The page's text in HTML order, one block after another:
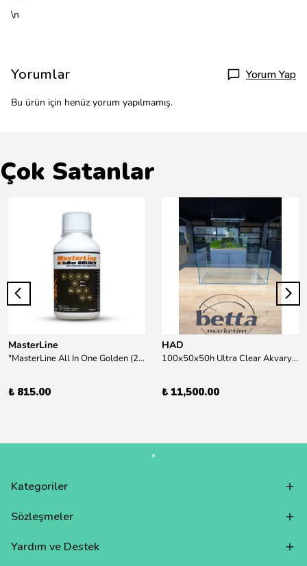
\n
Yorumlar Yorum Yap
Bu ürün için henüz yorum yapılmamış.
Çok Satanlar
MasterLine
"MasterLine All In One Golden (200 ml) Daha yüksek zorluk derecesine sahip bitkiler için Özel formül Tam Besin "
₺ 815.00
HAD
100x50x50h Ultra Clear Akvaryum 10mm 90derece Birleşim /Sadece Otobüs Kargosu ile Gönderim Yapılır !
₺ 11,500.00
Kategoriler
Sözleşmeler
Yardım ve Destek